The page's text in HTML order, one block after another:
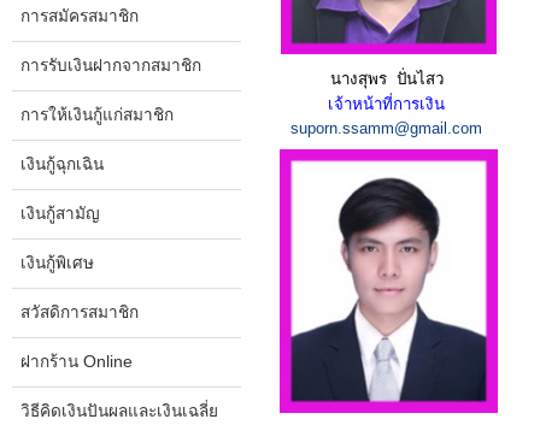
นางสุพร ปั่นไสว
เจ้าหน้าที่การเงิน
suporn.ssamm@gmail.com
การสมัครสมาชิก
การรับเงินฝากจากสมาชิก
การให้เงินกู้แก่สมาชิก
เงินกู้ฉุกเฉิน
เงินกู้สามัญ
เงินกู้พิเศษ
สวัสดิการสมาชิก
ฝากร้าน Online
วิธีคิดเงินปันผลและเงินเฉลี่ย